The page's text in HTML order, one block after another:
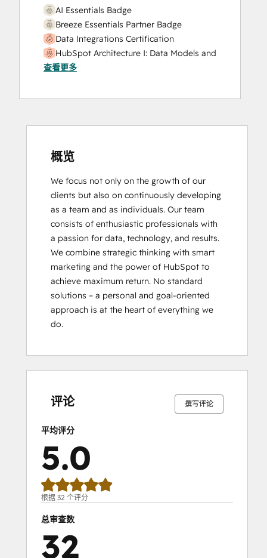
Video Production
Website Design
Website Development
Website Migration
AI Essentials Badge
Breeze Essentials Partner Badge
Data Integrations Certification
HubSpot Architecture I: Data Models and
APIs
HubSpot Marketing Hub Software
HubSpot Reporting
Certification
Inbound
Inbound Marketing
Inbound Sales
Integrating With HubSpot I: Foundations
Objectives-Based Onboarding
Platform Consulting
Revenue Operations
Salesforce Integration Certification
Service Hub Software
Social Media Marketing Certification
Course
查看更多
概览
We focus not only on the growth of our
clients but also on continuously developing
as a team and as individuals. Our team
consists of enthusiastic professionals with
a passion for data, technology, and results.
We combine strategic thinking with smart
marketing and the power of HubSpot to
achieve maximum return. No standard
solutions – a personal and goal-oriented
approach is at the heart of everything we
do.
评论 撰写评论
平均评分
5.0
根据 32 个评分
总审查数
32
成
成
成
成
成